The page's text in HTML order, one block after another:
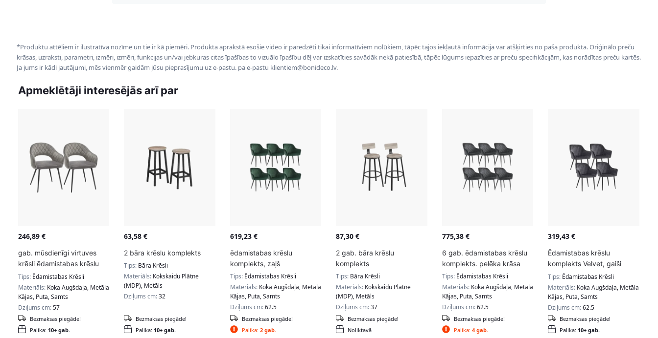
*Produktu attēliem ir ilustratīva nozīme un tie ir kā piemēri. Produkta aprakstā esošie video ir paredzēti tikai informatīviem nolūkiem, tāpēc tajos iekļautā informācija var atšķirties no paša produkta. Oriģinālo preču
krāsas, uzraksti, parametri, izmēri, izmēri, funkcijas un/vai jebkuras citas īpašības to vizuālo īpašību dēļ var izskatīties savādāk nekā patiesībā, tāpēc lūgums iepazīties ar preču specifikācijām, kas norādītas preču kartēs.
Ja jums ir kādi jautājumi, mēs vienmēr gaidām jūsu pieprasījumu uz e-pastu. pa e-pastu klientiem@bonideco.lv.
Apmeklētāji interesējās arī par
246,89 €
gab. mūsdienīgi virtuves
krēsli ēdamistabas krēslu
komplekts pelēks
Tips: Ēdamistabas Krēsli
Materiāls: Koka Augšdaļa, Metāla
Kājas, Puta, Samts
Dziļums cm:57
Palika: 10+ gab.
Bezmaksas piegāde!
63,58€
2 bāra krēslu komplekts
Tips: Bāra Krēsli
Materiāls: Kokskaidu Plātne
(MDP), Metāls
Dziļums cm:32
Palika: 10+ gab.
Bezmaksas piegāde!
619,23 €
ēdamistabas krēslu
komplekts, zaļš
Tips: Ēdamistabas Krēsli
Materiāls: Koka Augšdaļa, Metāla
Kājas, Puta, Samts
Dziļums cm:62.5
Palika: 2 gab.
Bezmaksas piegāde!
87,30€
2 gab. bāra krēslu
komplekts
Tips: Bāra Krēsli
Materiāls: Kokskaidu Plātne
(MDP), Metāls
Dziļums cm:37
Noliktavā
Bezmaksas piegāde!
775,38 €
6 gab. ēdamistabas krēslu
komplekts. pelēka krāsa
Tips: Ēdamistabas Krēsli
Materiāls: Koka Augšdaļa, Metāla
Kājas, Puta, Samts
Dziļums cm:62.5
Palika: 4 gab.
Bezmaksas piegāde!
319,43€
Ēdamistabas krēslu
komplekts Velvet, gaiši
pelēks, taisnas līnijas
Tips: Ēdamistabas Krēsli
Materiāls: Koka Augšdaļa, Metāla
Kājas, Puta, Samts
Dziļums cm:62.5
Palika: 10+ gab.
Bezmaksas piegāde!